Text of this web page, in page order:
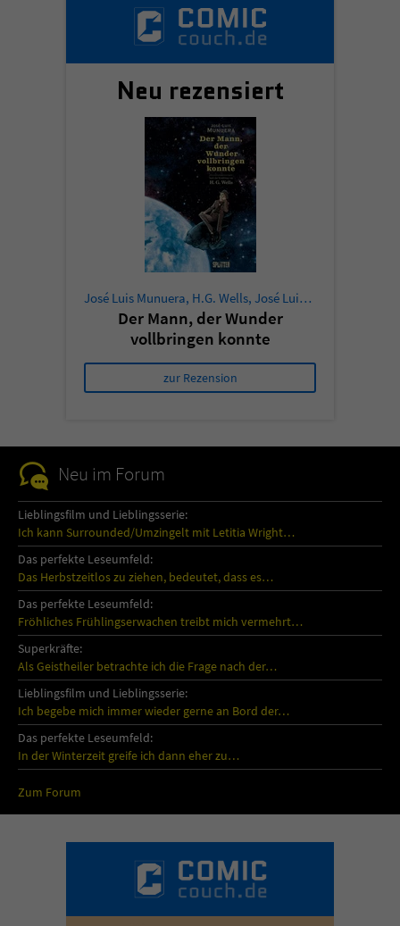
Neu rezensiert
José Luis Munuera, H.G. Wells, José Luis Munuera
Der Mann, der Wunder
vollbringen konnte
zur Rezension
Neu im Forum
Lieblingsfilm und Lieblingsserie:
Ich kann Surrounded/Umzingelt mit Letitia Wright…
Das perfekte Leseumfeld:
Das Herbstzeitlos zu ziehen, bedeutet, dass es…
Das perfekte Leseumfeld:
Fröhliches Frühlingserwachen treibt mich vermehrt…
Superkräfte:
Als Geistheiler betrachte ich die Frage nach der…
Lieblingsfilm und Lieblingsserie:
Ich begebe mich immer wieder gerne an Bord der…
Das perfekte Leseumfeld:
In der Winterzeit greife ich dann eher zu…
Zum Forum